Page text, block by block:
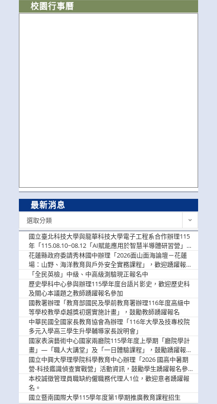
校園行事曆
最新消息
選取分類
國立臺北科技大學與龍華科技大學電子工程系合作辦理115
年「115.08.10~08.12「AI賦能應用於智慧半導體研習營」，
歡迎學生踴躍報名參加
花蓮縣政府委請秀林國中辦理「2026面山面海論壇－花蓮
場：山野、海洋教育與戶外安全實務課程」，歡迎踴躍報名
參加
「全民英檢」中級、中高級測驗現正報名中
歷史學科中心參與辦理115學年度台語片影史，歡迎歷史科
及關心本議題之教師踴躍報名參加
國教署辦理「教育部國民及學前教育署辦理116年度高級中
等學校教學卓越獎初選實施計畫」，鼓勵教師踴躍報名
中華民國全國家長教育協會為辦理「116年大學及技專校院
多元入學高三學生升學輔導家長說明會」
國家表演藝術中心國家兩廳院115學年度上學期「廳院學計
畫」—「職人大講堂」及「一日體驗課程」，鼓勵踴躍報名
參與。
國立中興大學理學院科學教育中心辦理「2026 國高中暑期
營-科技鑑識偵查實戰營」活動資訊，鼓勵學生踴躍報名參
加。
本校誠徵管理員職缺約僱職務代理人1位，歡迎意者踴躍報
名。
國立暨南國際大學115學年度第1學期推廣教育課程招生